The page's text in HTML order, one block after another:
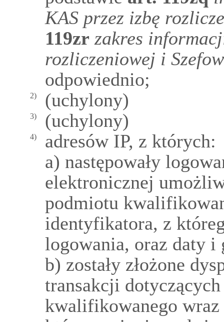
KAS przez izbę
119zr zakres
rozliczeniowej i
odpowiednio;
2) (uchylony)
3) (uchylony)
4)
adresów IP, z których:
a) następowały
elektronicznej
podmiotu
identyfikatora, z
logowania, oraz daty
b) zostały złożone
transakcji
kwalifikowanego